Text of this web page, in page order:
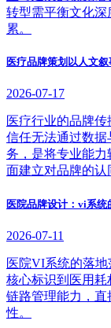
转型需平衡文化
累。
医疗品牌策划以人文
2026-07-17
医疗行业的品牌
信任无法通过数
务，是将专业能
面建立对品牌的认
医院品牌设计：vi系统
2026-07-11
医院VI系统的落
核心标识到医用
链路管理能力，
性。